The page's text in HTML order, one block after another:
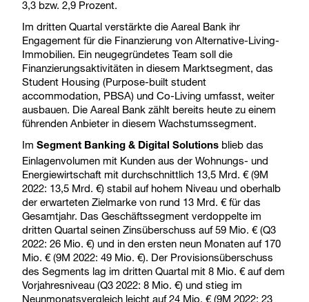
3,3 bzw. 2,9 Prozent.
Im dritten Quartal verstärkte die Aareal Bank ihr
Engagement für die Finanzierung von Alternative-Living-
Immobilien. Ein neugegründetes Team soll die
Finanzierungsaktivitäten in diesem Marktsegment, das
Student Housing (Purpose-built student
accommodation, PBSA) und Co-Living umfasst, weiter
ausbauen. Die Aareal Bank zählt bereits heute zu einem
führenden Anbieter in diesem Wachstumssegment.
Im Segment Banking & Digital Solutions blieb das
Einlagenvolumen mit Kunden aus der Wohnungs- und
Energiewirtschaft mit durchschnittlich 13,5 Mrd. € (9M
2022: 13,5 Mrd. €) stabil auf hohem Niveau und oberhalb
der erwarteten Zielmarke von rund 13 Mrd. € für das
Gesamtjahr. Das Geschäftssegment verdoppelte im
dritten Quartal seinen Zinsüberschuss auf 59 Mio. € (Q3
2022: 26 Mio. €) und in den ersten neun Monaten auf 170
Mio. € (9M 2022: 49 Mio. €). Der Provisionsüberschuss
des Segments lag im dritten Quartal mit 8 Mio. € auf dem
Vorjahresniveau (Q3 2022: 8 Mio. €) und stieg im
Neunmonatsvergleich leicht auf 24 Mio. € (9M 2022: 23